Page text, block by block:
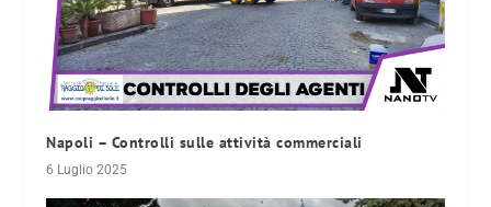
Napoli – Controlli sulle attività commerciali
6 Luglio 2025